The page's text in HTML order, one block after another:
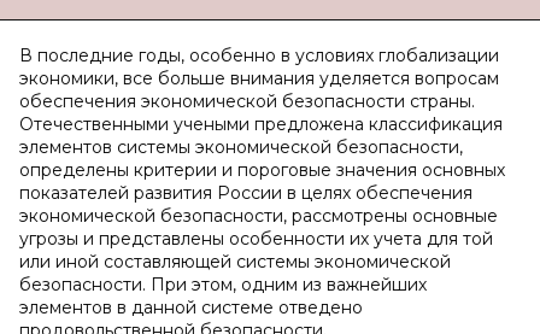
В последние годы, особенно в условиях глобализации
экономики, все больше внимания уделяется вопросам
обеспечения экономической безопасности страны.
Отечественными учеными предложена классификация
элементов системы экономической безопасности,
определены критерии и пороговые значения основных
показателей развития России в целях обеспечения
экономической безопасности, рассмотрены основные
угрозы и представлены особенности их учета для той
или иной составляющей системы экономической
безопасности. При этом, одним из важнейших
элементов в данной системе отведено